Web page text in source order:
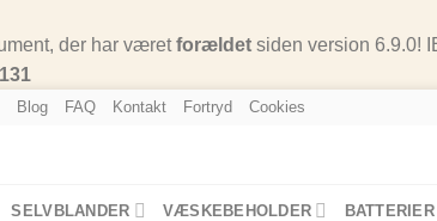
der har væretforældet siden version 6.9.0!
Blog FAQ Kontakt Fortryd Cookies
SELVBLANDER VÆSKEBEHOLDER BATTERIER